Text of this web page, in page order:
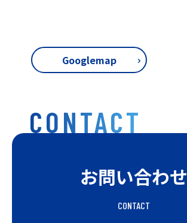
Googlemap
CONTACT
お問い合わせ
CONTACT